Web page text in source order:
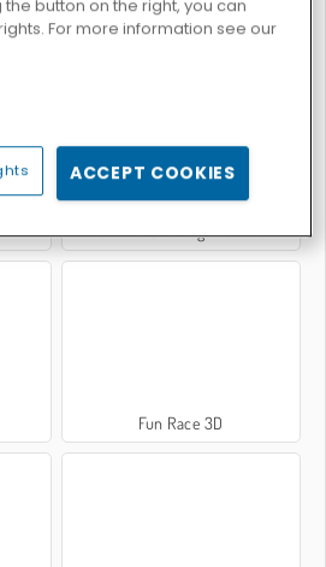
Plant Merge: Zombie War
GTA: Grand Vegas Crime
Fun Race 3D
button on the right, you can
For more information see our
ACCEPT COOKIES